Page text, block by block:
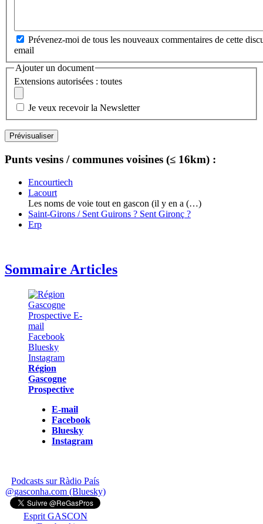
Prévenez-moi de tous les nouveaux commentaires de cette
email
Ajouter un document
Extensions autorisées : toutes
Je veux recevoir la Newsletter
Punts vesins / communes voisines (≤ 16km) :
Encourtiech
Lacourt
Les noms de voie tout en gascon (il y en a (…)
Saint-Girons / Sent Guirons ? Sent Gironç ?
Erp
Sommaire Articles
Région
Gascogne
Prospective
E-mail
Facebook
Bluesky
Instagram
Podcasts sur Ràdio País
@gasconha.com (Bluesky)
Esprit GASCON